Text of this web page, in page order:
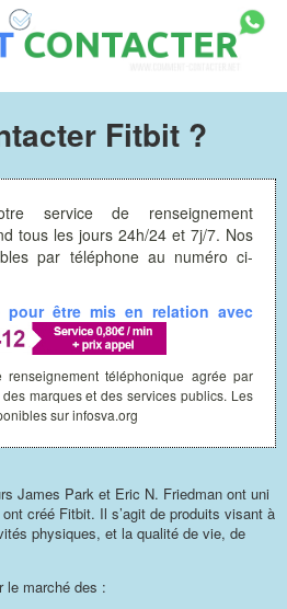
Fitbit ?
service de renseignement
tous les jours 24h/24 et 7j/7. Nos
par téléphone au numéro ci-
pour être mis en relation avec
téléphonique agrée par
marques et des services publics. Les
sur infosva.org
James Park et Eric N. Friedman ont uni
créé Fitbit. Il s’agit de produits visant à
physiques, et la qualité de vie, de
le marché des :